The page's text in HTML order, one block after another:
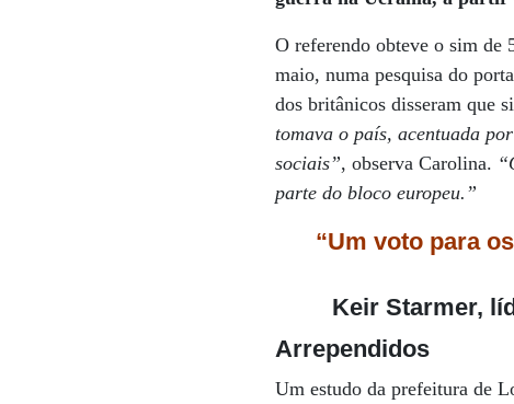
O referendo obteve o sim de
maio, numa pesquisa do
dos britânicos disseram que
tomava o país, acentuada
sociais”, observa Carolina.
parte do bloco europeu.”
“Um voto para
Keir Starmer,
Arrependidos
Um estudo da prefeitura de